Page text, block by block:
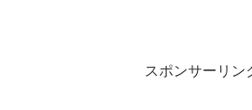
スポンサーリン